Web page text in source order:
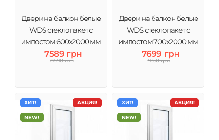
Двери на балкон белые
WDS стеклопакет с
импостом 600x2000 мм
7589 грн
8690 грн
Двери на балкон белые
WDS стеклопакет с
импостом 700x2000 мм
7699 грн
9350 грн
АКЦИЯ!
ХИТ!
NEW!
АКЦИЯ!
ХИТ!
NEW!